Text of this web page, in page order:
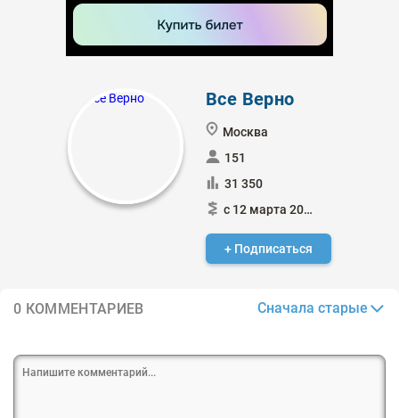
Все Верно
Москва
151
31 350
с 12 марта 2018
+ Подписаться
0 КОММЕНТАРИЕВ Сначала старые